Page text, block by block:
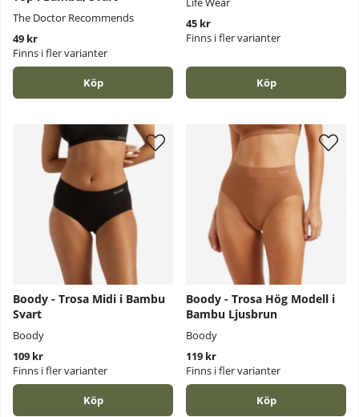
The Doctor Recommends
49 kr
Finns i fler varianter
Köp
45 kr
Finns i fler varianter
Köp
Boody - Trosa Midi i Bambu
Svart
Boody
109 kr
Finns i fler varianter
Köp
Boody - Trosa Hög Modell i
Bambu Ljusbrun
Boody
119 kr
Finns i fler varianter
Köp